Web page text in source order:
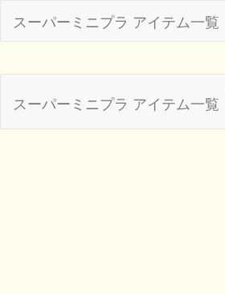
スーパーミニプラ アイテム一覧
スーパーミニプラ アイテム一覧